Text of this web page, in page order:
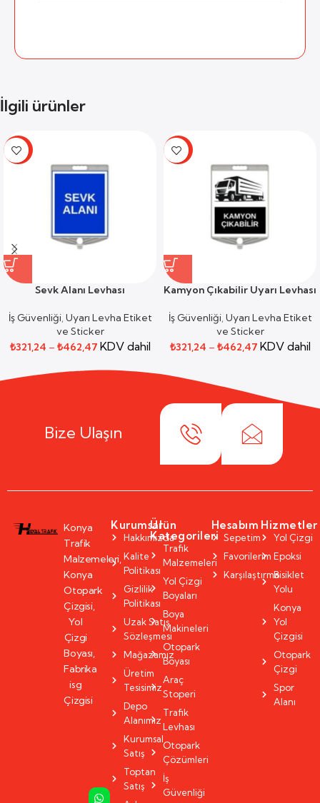
İlgili ürünler
-59%
Sevk Alanı Levhası
İş Güvenliği,Uyarı Levha Etiket
ve Sticker
₺321,24 – ₺462,47 KDV dahil
-59%
Kamyon Çıkabilir Uyarı Levhası
İş Güvenliği,Uyarı Levha Etiket
ve Sticker
₺321,24 – ₺462,47 KDV dahil
Bize Ulaşın
Konya
Trafik
Malzemeleri,
Konya
Otopark
Çizgisi,
Yol
Çizgi
Boyası,
Fabrika
isg
Çizgisi
Kurumsal
Hakkımızda
Kalite
Politikası
Gizlilik
Politikası
Uzak Satış
Sözleşmesi
Mağazamız
Üretim
Tesisimiz
Depo
Alanımız
Kurumsal
Satış
Toptan
Satış
Ürün
Kategorileri
Trafik
Malzemeleri
Yol Çizgi
Boyaları
Boya
Makineleri
Otopark
Boyası
Araç
Stoperi
Trafik
Levhası
Otopark
Çözümleri
İş
Güvenliği
Hesabım
Sepetim
Favorilerim
Karşılaştırma
Hizmetler
Yol Çizgi
Epoksi
Bisiklet
Yolu
Konya
Yol
Çizgisi
Otopark
Çizgi
Spor
Alanı